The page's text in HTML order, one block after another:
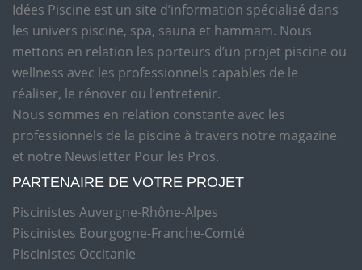
Idées Piscine est un site d’information spécialisé dans
les univers piscine, spa, sauna et hammam. Nous
mettons en relation les porteurs d’un projet piscine ou
wellness avec les professionnels capables de le
réaliser, le rénover ou l’entretenir.
Nous sommes en relation constante avec les
professionnels de la piscine à travers notre magazine
et notre Newsletter Pour les Pros.
PARTENAIRE DE VOTRE PROJET
Piscinistes Auvergne-Rhône-Alpes
Piscinistes Bourgogne-Franche-Comté
Piscinistes Occitanie